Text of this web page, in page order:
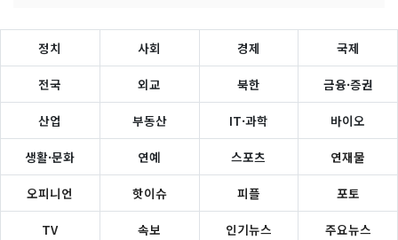
정치 사회 경제 국제
전국 외교 북한 금융·증권
산업 부동산 IT·과학 바이오
생활·문화 연예 스포츠 연재물
오피니언 핫이슈 피플 포토
TV 속보 인기뉴스 주요뉴스